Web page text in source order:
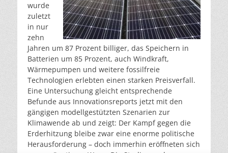
wurde
zuletzt
in nur
zehn
Jahren um 87 Prozent billiger, das Speichern in
Batterien um 85 Prozent, auch Windkraft,
Wärmepumpen und weitere fossilfreie
Technologien erlebten einen starken Preisverfall.
Eine Untersuchung gleicht entsprechende
Befunde aus Innovationsreports jetzt mit den
gängigen modellgestützten Szenarien zur
Klimawende ab und zeigt: Der Kampf gegen die
Erderhitzung bleibe zwar eine enorme politische
Herausforderung – doch immerhin eröffneten sich